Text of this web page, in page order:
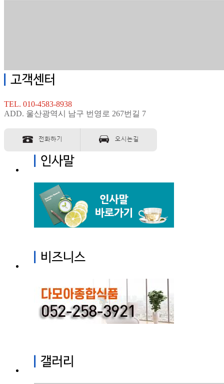
TEL. 010-4583-8938
ADD. 울산광역시 남구 번영로 267번길 7